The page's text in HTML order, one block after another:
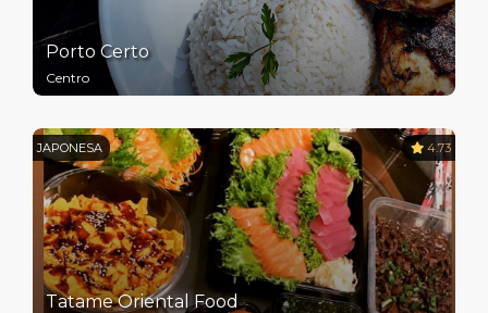
Porto Certo
Centro
JAPONESA 4.73
Tatame Oriental Food